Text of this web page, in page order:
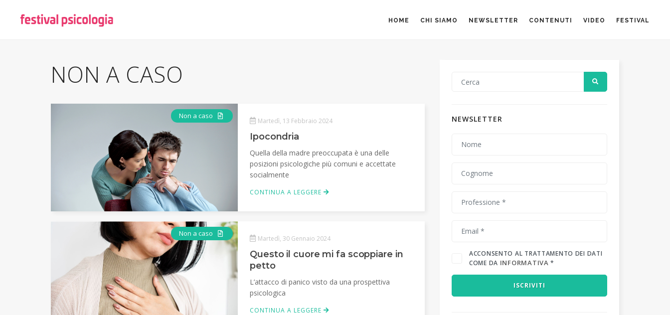
HOME CHI SIAMO NEWSLETTER CONTENUTI VIDEO FESTIVAL
NON A CASO
Non a caso Articolo
Martedì, 13 Febbraio 2024
Ipocondria
Quella della madre preoccupata è una delle
posizioni psicologiche più comuni e accettate
socialmente
CONTINUA A LEGGERE
Non a caso Articolo
Martedì, 30 Gennaio 2024
Questo il cuore mi fa scoppiare in
petto
L’attacco di panico visto da una prospettiva
psicologica
CONTINUA A LEGGERE
NEWSLETTER
ACCONSENTO AL TRATTAMENTO DEI DATI
COME DA INFORMATIVA *
ISCRIVITI